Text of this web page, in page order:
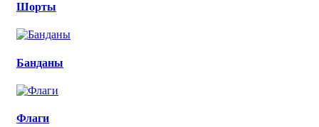
Шорты
Банданы
Флаги